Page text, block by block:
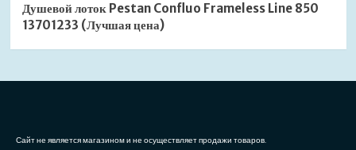
Душевой лоток Pestan Confluo Frameless Line 850
13701233 (Лучшая цена)
Сайт не является магазином и не осуществляет продажи товаров.